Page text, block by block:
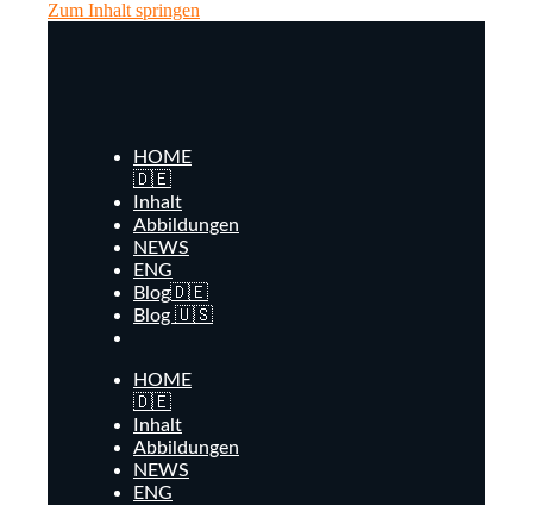
Zum Inhalt springen
HOME
🇩🇪
Inhalt
Abbildungen
NEWS
ENG
Blog🇩🇪
Blog 🇺🇸
HOME
🇩🇪
Inhalt
Abbildungen
NEWS
ENG